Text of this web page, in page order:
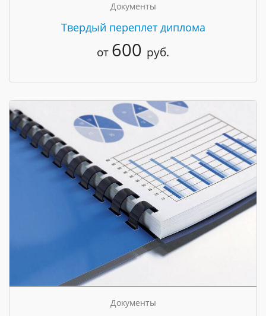
Документы
Твердый переплет диплома
от 600 руб.
Документы